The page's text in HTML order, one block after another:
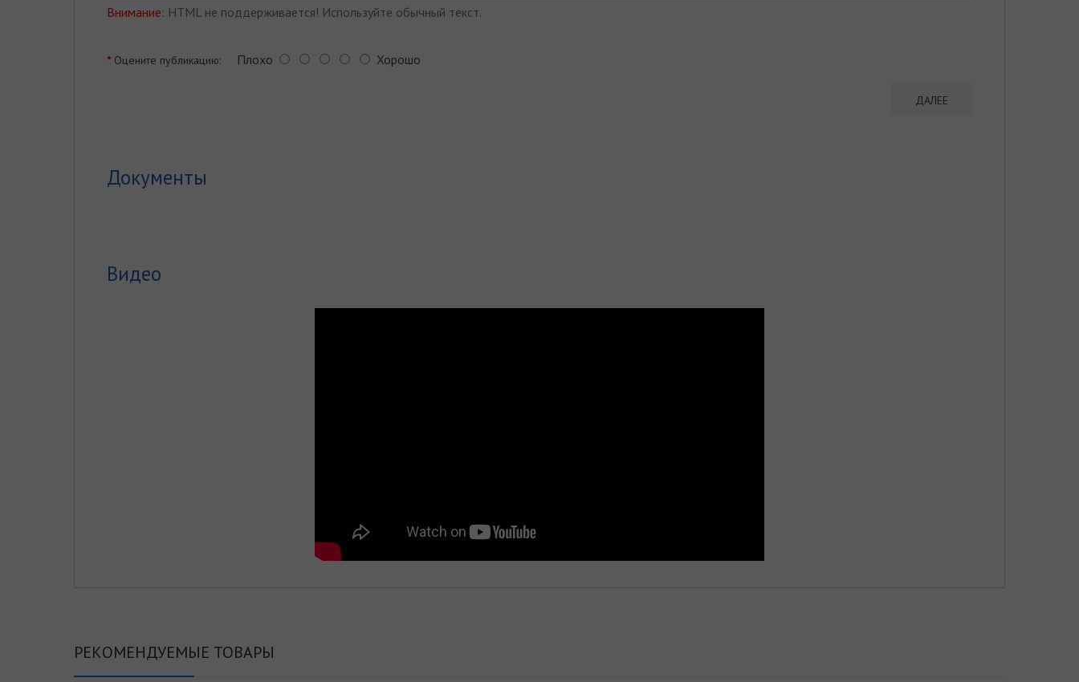
Внимание: HTML не поддерживается! Используйте обычный текст.
Оцените публикацию: Плохо Хорошо
ДАЛЕЕ
Документы
Видео
РЕКОМЕНДУЕМЫЕ ТОВАРЫ